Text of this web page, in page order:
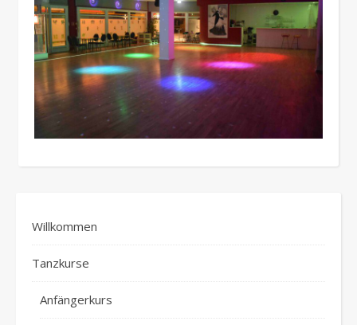
Willkommen
Tanzkurse
Anfängerkurs